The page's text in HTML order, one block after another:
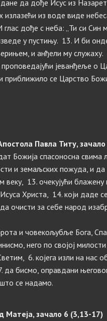
да дође Исус из
из воде виде
дође с неба: „Ти си Син
у пустињу. 13. И би
и анђели му
проповедајући јеванђеље о
приближило се Царство
Павла Титу,
Божија спасоносна
и земаљских пожуда, и
13. очекујући блажену
Христа, 14. који даде
очисти за себе народ
и човекољубље Бога,
него по својој
6. којега изли на нас
да бисмо, оправдани
се надамо.
Матеја, зачало 6 (3,13-17)